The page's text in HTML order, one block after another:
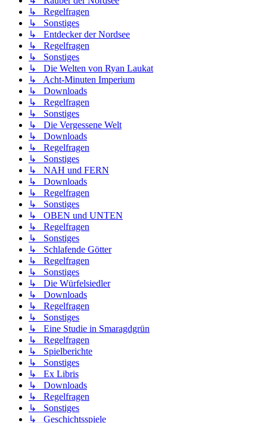
↳ Regelfragen
↳ Sonstiges
↳ Entdecker der Nordsee
↳ Regelfragen
↳ Sonstiges
↳ Die Welten von Ryan Laukat
↳ Acht-Minuten Imperium
↳ Downloads
↳ Regelfragen
↳ Sonstiges
↳ Die Vergessene Welt
↳ Downloads
↳ Regelfragen
↳ Sonstiges
↳ NAH und FERN
↳ Downloads
↳ Regelfragen
↳ Sonstiges
↳ OBEN und UNTEN
↳ Regelfragen
↳ Sonstiges
↳ Schlafende Götter
↳ Regelfragen
↳ Sonstiges
↳ Die Würfelsiedler
↳ Downloads
↳ Regelfragen
↳ Sonstiges
↳ Eine Studie in Smaragdgrün
↳ Regelfragen
↳ Spielberichte
↳ Sonstiges
↳ Ex Libris
↳ Downloads
↳ Regelfragen
↳ Sonstiges
↳ Geschichtsspiele